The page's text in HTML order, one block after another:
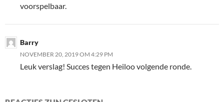
voorspelbaar.
Barry
NOVEMBER 20, 2019 OM 4:29 PM
Leuk verslag! Succes tegen Heiloo volgende ronde.